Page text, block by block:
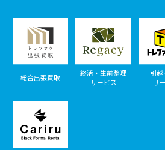
総合出張買取
終活・生前整理
サービス
引越
サ